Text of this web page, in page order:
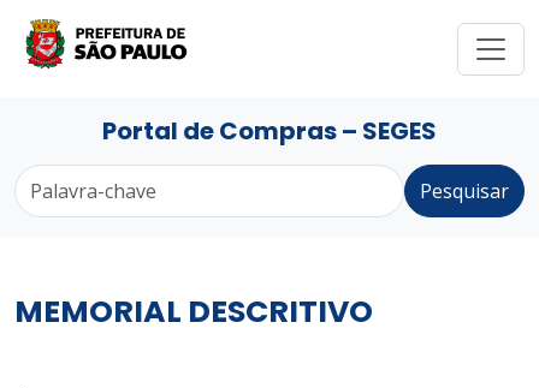
Portal de Compras – SEGES
Pesquisar
MEMORIAL DESCRITIVO